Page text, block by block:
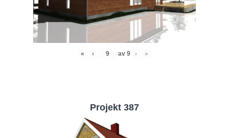
« ‹ av 9 › »
Projekt 387